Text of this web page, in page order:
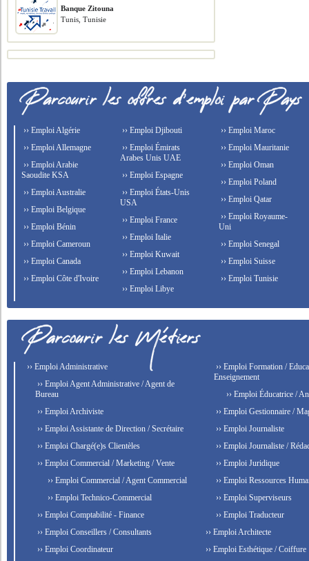
Banque Zitouna
Tunis, Tunisie
›› Emploi Algérie
›› Emploi Allemagne
›› Emploi Arabie
Saoudite KSA
›› Emploi Australie
›› Emploi Belgique
›› Emploi Bénin
›› Emploi Cameroun
›› Emploi Canada
›› Emploi Côte d'Ivoire
›› Emploi Djibouti
›› Emploi Émirats
Arabes Unis UAE
›› Emploi Espagne
›› Emploi États-Unis
USA
›› Emploi France
›› Emploi Italie
›› Emploi Kuwait
›› Emploi Lebanon
›› Emploi Libye
›› Emploi Maroc
›› Emploi Mauritanie
›› Emploi Oman
›› Emploi Poland
›› Emploi Qatar
›› Emploi Royaume-
Uni
›› Emploi Senegal
›› Emploi Suisse
›› Emploi Tunisie
›› Emploi Administrative
›› Emploi Agent Administrative / Agent de
Bureau
›› Emploi Archiviste
›› Emploi Assistante de Direction / Secrétaire
›› Emploi Chargé(e)s Clientèles
›› Emploi Commercial / Marketing / Vente
›› Emploi Commercial / Agent Commercial
›› Emploi Technico-Commercial
›› Emploi Comptabilité - Finance
›› Emploi Conseillers / Consultants
›› Emploi Coordinateur
›› Emploi Formation /
Enseignement
›› Emploi Éducatrice /
›› Emploi Gestionnaire /
›› Emploi Journaliste
›› Emploi Journaliste /
›› Emploi Juridique
›› Emploi Ressources
›› Emploi Superviseurs
›› Emploi Traducteur
›› Emploi Architecte
›› Emploi Esthétique / Coiffure